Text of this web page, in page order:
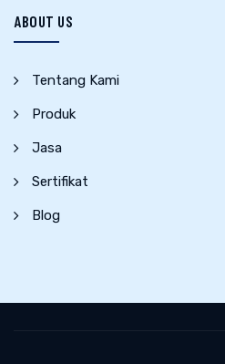
ABOUT US
Tentang Kami
Produk
Jasa
Sertifikat
Blog